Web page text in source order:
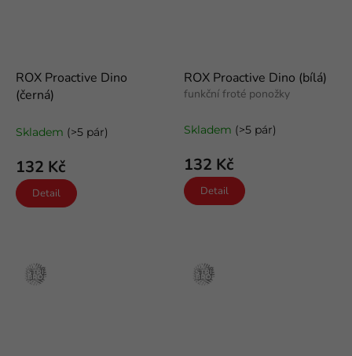
ROX Proactive Dino
(černá)
Skladem (>5 pár)
132 Kč
Detail
ROX Proactive Dino (bílá)
funkční froté ponožky
Skladem (>5 pár)
132 Kč
Detail
Stříbro Stříbro